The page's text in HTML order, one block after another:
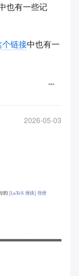
也有一些记
个链接中也有一
2026-05-03